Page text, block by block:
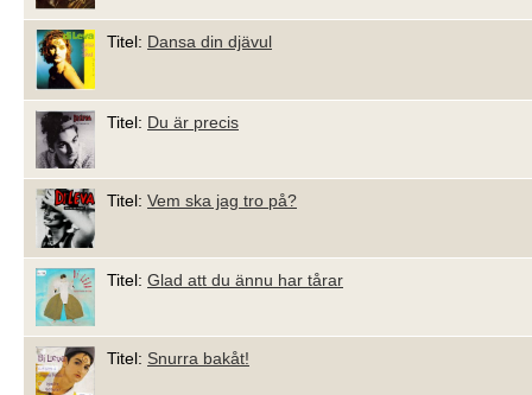
Titel: Dansa din djävul
Titel: Du är precis
Titel: Vem ska jag tro på?
Titel: Glad att du ännu har tårar
Titel: Snurra bakåt!